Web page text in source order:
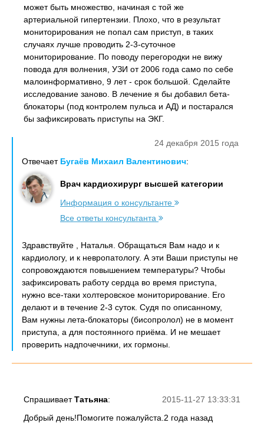
может быть множество, начиная с той же
артериальной гипертензии. Плохо, что в результат
мониторирования не попал сам приступ, в таких
случаях лучше проводить 2-3-суточное
мониторирование. По поводу перегородки не вижу
повода для волнения, УЗИ от 2006 года само по себе
малоинформативно, 9 лет - срок большой. Сделайте
исследование заново. В лечение я бы добавил бета-
блокаторы (под контролем пульса и АД) и постарался
бы зафиксировать приступы на ЭКГ.
24 декабря 2015 года
Отвечает Бугаёв Михаил Валентинович:
Врач кардиохирург высшей категории
Информация о консультанте
Все ответы консультанта
Здравствуйте , Наталья. Обращаться Вам надо и к
кардиологу, и к невропатологу. А эти Ваши приступы не
сопровождаются повышением температуры? Чтобы
зафиксировать работу сердца во время приступа,
нужно все-таки холтеровское мониторирование. Его
делают и в течение 2-3 суток. Судя по описанному,
Вам нужны лета-блокаторы (бисопролол) не в момент
приступа, а для постоянного приёма. И не мешает
проверить надпочечники, их гормоны.
2015-11-27 13:33:31
СпрашиваетТатьяна:
Добрый день!Помогите пожалуйста.2 года назад